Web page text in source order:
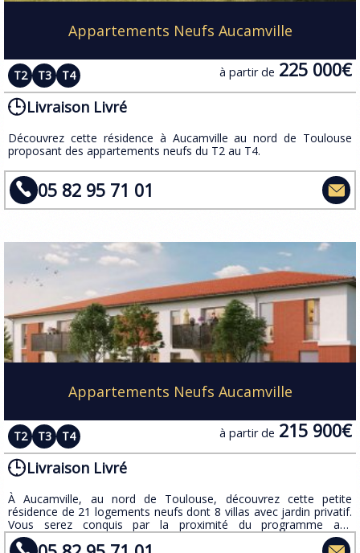
Appartements Neufs Aucamville
T2 T3 T4 à partir de 225 000€
Livraison Livré
Découvrez cette résidence à Aucamville au nord de Toulouse
proposant des appartements neufs du T2 au T4.
05 82 95 71 01
Appartements Neufs Aucamville
T2 T3 T4 à partir de 215 900€
Livraison Livré
À Aucamville, au nord de Toulouse, découvrez cette petite
résidence de 21 logements neufs dont 8 villas avec jardin privatif.
Vous serez conquis par la proximité du programme aux
nombreuses commodités.